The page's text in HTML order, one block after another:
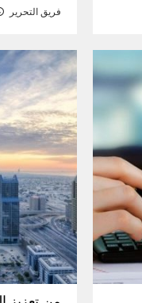
خبر
فريق التحرير